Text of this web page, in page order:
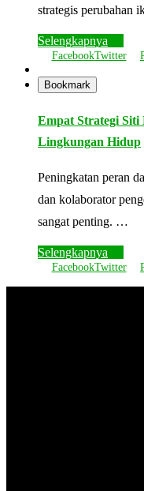
strategis perubahan
Selengkapnya
FacebookTwitter
Bookmark
Empat Strategi Siti
Lingkungan Hidup
Peningkatan peran
dan kolaborator
sangat penting. …
Selengkapnya
FacebookTwitter